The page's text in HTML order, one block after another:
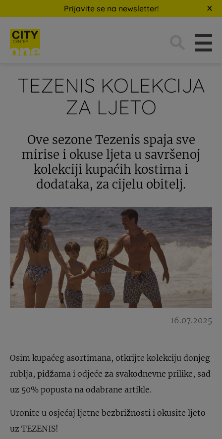
Prijavite se na newsletter!
TEZENIS KOLEKCIJA
ZA LJETO
Ove sezone Tezenis spaja sve
mirise i okuse ljeta u savršenoj
kolekciji kupaćih kostima i
dodataka, za cijelu obitelj.
16.07.2025
Osim kupaćeg asortimana, otkrijte kolekciju donjeg
rublja, pidžama i odjeće za svakodnevne prilike, sad
uz 50% popusta na odabrane artikle.
Uronite u osjećaj ljetne bezbrižnosti i okusite ljeto
uz TEZENIS!